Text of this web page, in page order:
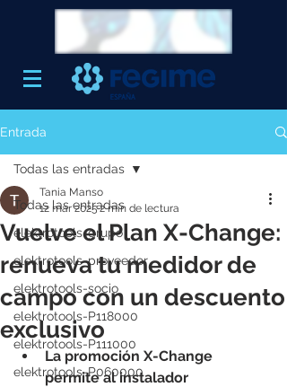
Entrada
Todas las entradas
elektrotools-grupo
elektrotools-proveedor
elektrotools-socio
elektrotools-P118000
elektrotools-P111000
elektrotools-P060000
Todas las entradas
Vuelve el Plan X-Change:
renueva tu medidor de
campo con un descuento
exclusivo
Tania Manso
12 mar 20252 min de lectura
La promoción X-Change
permite al instalador